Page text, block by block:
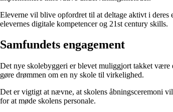
Eleverne vil blive opfordret til at deltage aktivt i
elevernes digitale kompetencer og 21st century skills.
Samfundets engagement
Det nye skolebyggeri er blevet muliggjort takket
gøre drømmen om en ny skole til virkelighed.
Det er vigtigt at nævne, at skolens åbningsceremoni
for at møde skolens personale.